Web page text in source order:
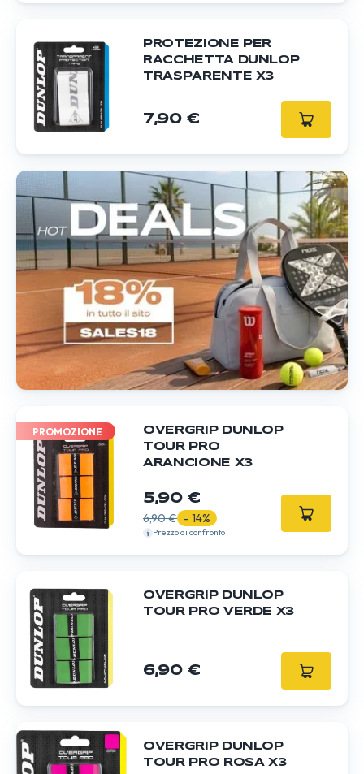
PROTEZIONE PER
RACCHETTA DUNLOP
TRASPARENTE X3
7,90 €
PROMOZIONE
OVERGRIP DUNLOP
TOUR PRO
ARANCIONE X3
5,90 €
6,90 € - 14%
Prezzo di confronto
OVERGRIP DUNLOP
TOUR PRO VERDE X3
6,90 €
OVERGRIP DUNLOP
TOUR PRO ROSA X3